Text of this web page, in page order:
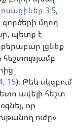
3։5,
գործերի մղող
պետք է
լցնեք
15)։ Թեև սկզբում
ավելի հեշտ
որ
ուժը»